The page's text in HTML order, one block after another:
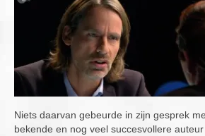
Niets daarvan gebeurde in zijn gesprek
bekende en nog veel succesvollere